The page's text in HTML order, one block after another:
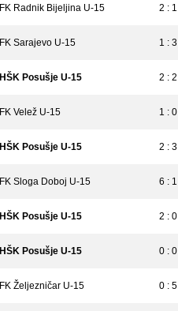
FK Radnik Bijeljina U-15 2 : 1
FK Sarajevo U-15 1 : 3
HŠK Posušje U-15 2 : 2
FK Velež U-15 1 : 0
HŠK Posušje U-15 2 : 3
FK Sloga Doboj U-15 6 : 1
HŠK Posušje U-15 2 : 0
HŠK Posušje U-15 0 : 0
FK Željezničar U-15 0 : 5